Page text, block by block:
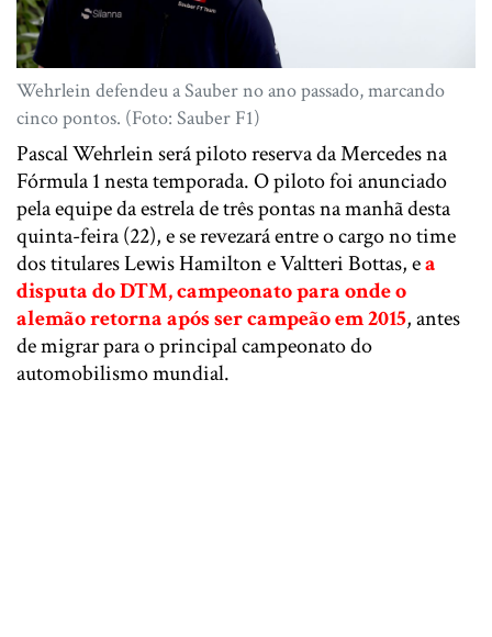
Wehrlein defendeu a Sauber no ano passado, marcando
cinco pontos. (Foto: Sauber F1)
Pascal Wehrlein será piloto reserva da Mercedes na
Fórmula 1 nesta temporada. O piloto foi anunciado
pela equipe da estrela de três pontas na manhã desta
quinta-feira (22), e se revezará entre o cargo no time
dos titulares Lewis Hamilton e Valtteri Bottas, ea
disputa do DTM, campeonato para onde o
alemão retorna após ser campeão em 2015, antes
de migrar para o principal campeonato do
automobilismo mundial.